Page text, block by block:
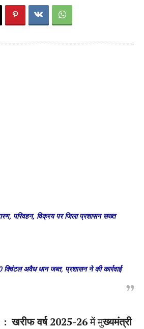
परिवहन, विक्रय पर जिला प्रशासन सख्त
क्विंटल अवैध धान जब्त, प्रशासन ने की कार्रवाई
खरीफ वर्ष 2025-26में मुख्यमंत्री